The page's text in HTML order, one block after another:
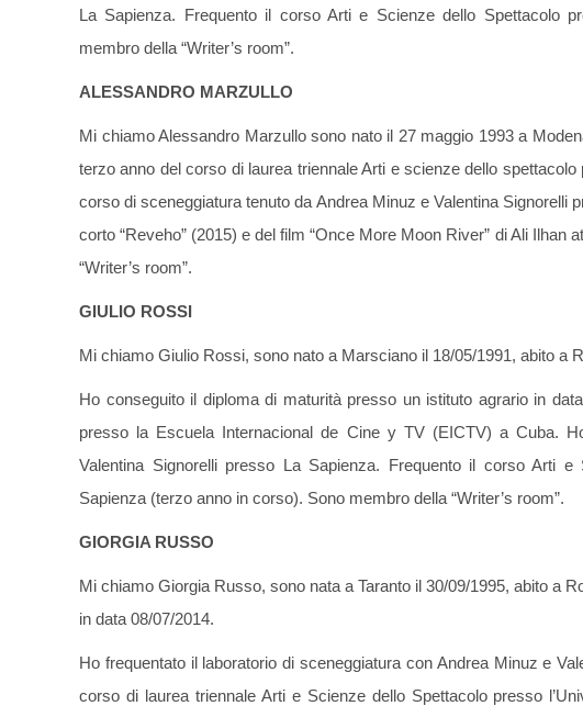
La Sapienza. Frequento il corso Arti e Scienze dello Spettacolo
membro della “Writer’s room”.
ALESSANDRO MARZULLO
Mi chiamo Alessandro Marzullo sono nato il 27 maggio 1993 a
terzo anno del corso di laurea triennale Arti e scienze dello
corso di sceneggiatura tenuto da Andrea Minuz e Valentina Signorelli
corto “Reveho” (2015) e del film “Once More Moon River” di Ali Ilhan
“Writer’s room”.
GIULIO ROSSI
Mi chiamo Giulio Rossi, sono nato a Marsciano il 18/05/1991, abito a
Ho conseguito il diploma di maturità presso un istituto agrario in
presso la Escuela Internacional de Cine y TV (EICTV) a Cuba.
Valentina Signorelli presso La Sapienza. Frequento il corso Arti e
Sapienza (terzo anno in corso). Sono membro della “Writer’s room”.
GIORGIA RUSSO
Mi chiamo Giorgia Russo, sono nata a Taranto il 30/09/1995, abito a
in data 08/07/2014.
Ho frequentato il laboratorio di sceneggiatura con Andrea Minuz e
corso di laurea triennale Arti e Scienze dello Spettacolo presso